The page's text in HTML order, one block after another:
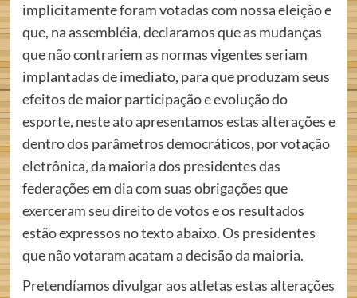
implicitamente foram votadas com nossa eleição e
que, na assembléia, declaramos que as mudanças
que não contrariem as normas vigentes seriam
implantadas de imediato, para que produzam seus
efeitos de maior participação e evolução do
esporte, neste ato apresentamos estas alterações e
dentro dos parâmetros democráticos, por votação
eletrônica, da maioria dos presidentes das
federações em dia com suas obrigações que
exerceram seu direito de votos e os resultados
estão expressos no texto abaixo. Os presidentes
que não votaram acatam a decisão da maioria.
Pretendíamos divulgar aos atletas estas alterações